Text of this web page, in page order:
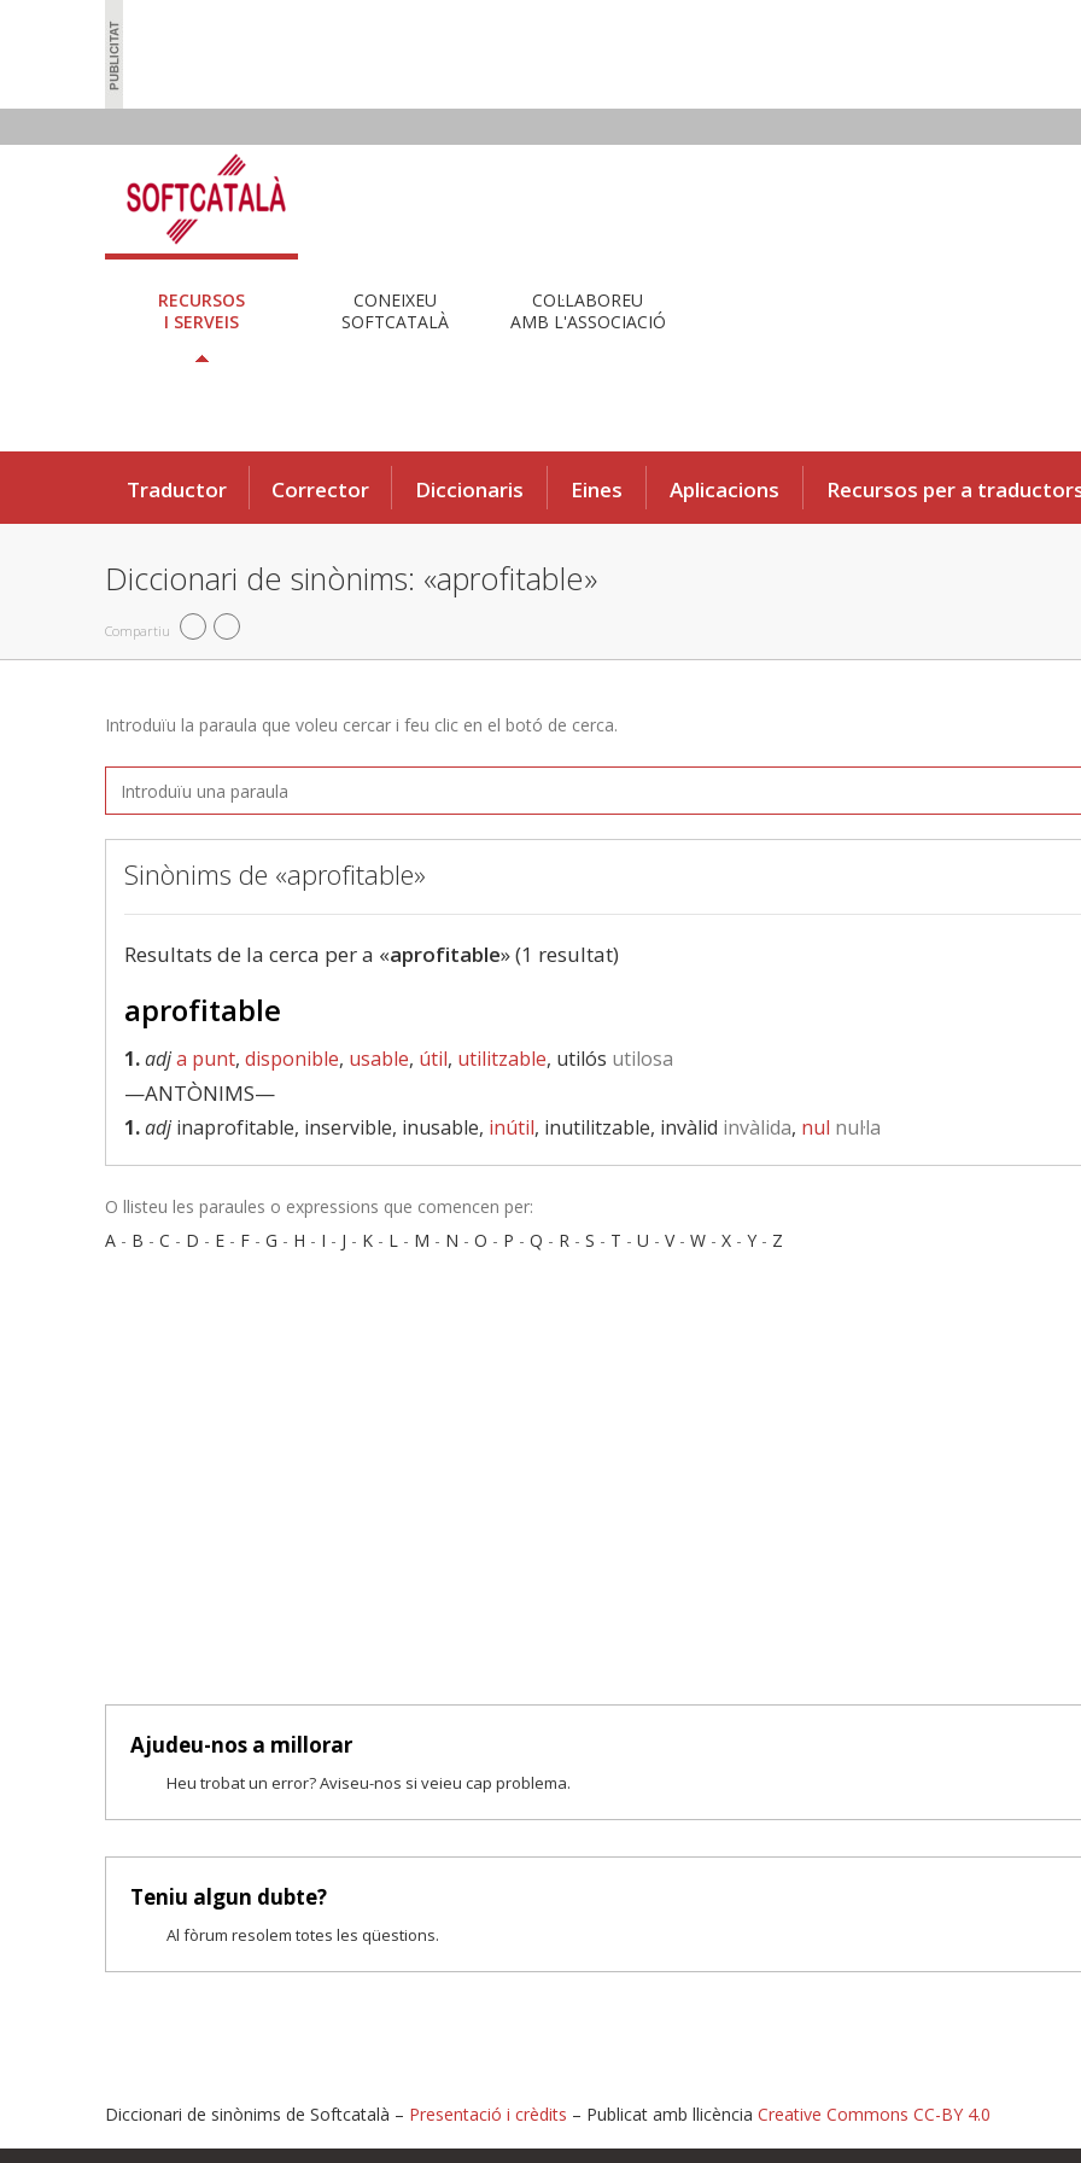
RECURSOS
I SERVEIS
CONEIXEU
SOFTCATALÀ
COL·LABOREU
AMB L'ASSOCIACIÓ
Traductor Corrector Diccionaris Eines Aplicacions Recursos per a
Diccionari de sinònims: «aprofitable»
Compartiu
Introduïu la paraula que voleu cercar i feu clic en el botó de cerca.
Sinònims de «aprofitable»
Resultats de la cerca per a «aprofitable» (1 resultat)
aprofitable
1.adja punt, disponible, usable, útil, utilitzable, utilós utilosa
—ANTÒNIMS—
1.adjinaprofitable, inservible, inusable, inútil, inutilitzable, invàlid invàlida, nul nul·la
O llisteu les paraules o expressions que comencen per:
A - B - C - D - E - F - G - H - I - J - K - L - M - N - O - P - Q - R - S - T - U - V- W - X - Y - Z
Ajudeu-nos a millorar
Heu trobat un error? Aviseu-nos si veieu cap problema.
Teniu algun dubte?
Al fòrum resolem totes les qüestions.
Diccionari de sinònims de Softcatalà – Presentació i crèdits – Publicat amb llicència Creative Commons CC-BY 4.0